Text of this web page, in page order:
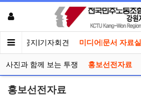
인 공지|기자회견 미디어|문서 자료실
사진과 함께 보는 투쟁 홍보선전자료
홍보선전자료